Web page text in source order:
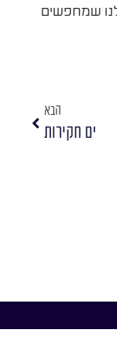
שמחפשים
הבא
ים חקירות